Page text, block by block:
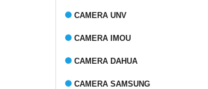
CAMERA UNV
CAMERA IMOU
CAMERA DAHUA
CAMERA SAMSUNG